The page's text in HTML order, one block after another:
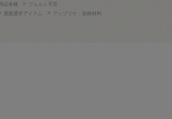
品各種 > フェルト手芸
通園通学アイテム > アップリケ・装飾材料